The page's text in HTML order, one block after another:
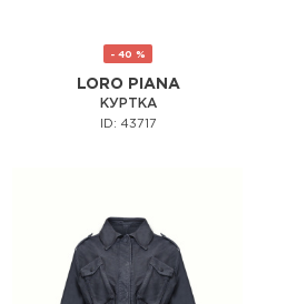
- 40 %
LORO PIANA
КУРТКА
ID: 43717